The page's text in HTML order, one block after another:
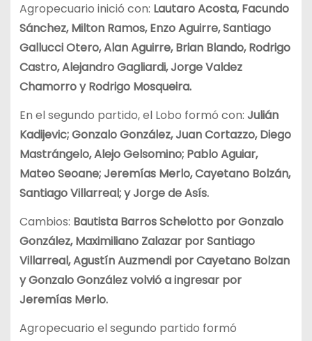
Agropecuario inició con: Lautaro Acosta, Facundo
Sánchez, Milton Ramos, Enzo Aguirre, Santiago
Gallucci Otero, Alan Aguirre, Brian Blando, Rodrigo
Castro, Alejandro Gagliardi, Jorge Valdez
Chamorro y Rodrigo Mosqueira.
En el segundo partido, el Lobo formó con: Julián
Kadijevic; Gonzalo González, Juan Cortazzo, Diego
Mastrángelo, Alejo Gelsomino; Pablo Aguiar,
Mateo Seoane; Jeremías Merlo, Cayetano Bolzán,
Santiago Villarreal; y Jorge de Asís.
Cambios: Bautista Barros Schelotto por Gonzalo
González, Maximiliano Zalazar por Santiago
Villarreal, Agustín Auzmendi por Cayetano Bolzan
y Gonzalo González volvió a ingresar por
Jeremías Merlo.
Agropecuario el segundo partido formó